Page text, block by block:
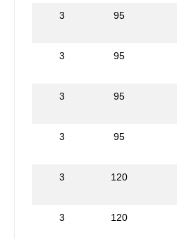
3 95
3 95
3 95
3 95
3 120
3 120